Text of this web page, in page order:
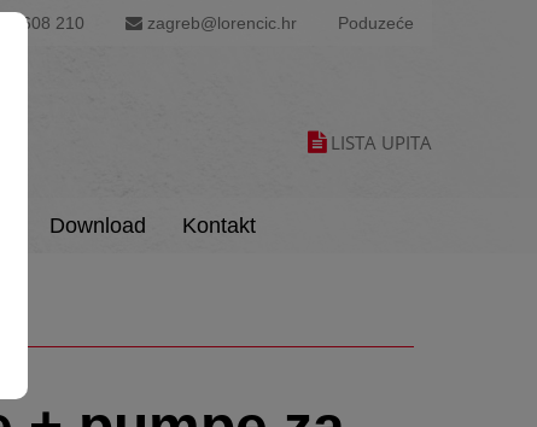
6608 210 zagreb@lorencic.hr Poduzeće
LISTA UPITA
Download Kontakt